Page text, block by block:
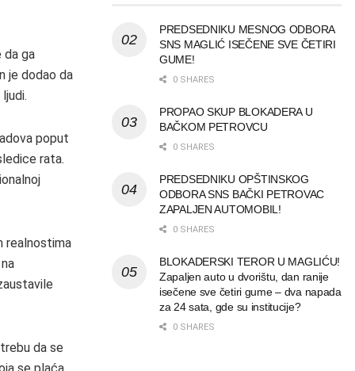
da ga
je dodao da
poput
rata.
realnostima
da se
PREDSEDNIKU MESNOG ODBORA
SNS MAGLIĆ ISEČENE SVE ČETIRI
GUME!
0 SHARES
PROPAO SKUP BLOKADERA U
BAČKOM PETROVCU
0 SHARES
PREDSEDNIKU OPŠTINSKOG
ODBORA SNS BAČKI PETROVAC
ZAPALJEN AUTOMOBIL!
0 SHARES
BLOKADERSKI TEROR U MAGLIĆU!
Zapaljen auto u dvorištu, dan ranije
isečene sve četiri gume – dva napada
za 24 sata, gde su institucije?
0 SHARES